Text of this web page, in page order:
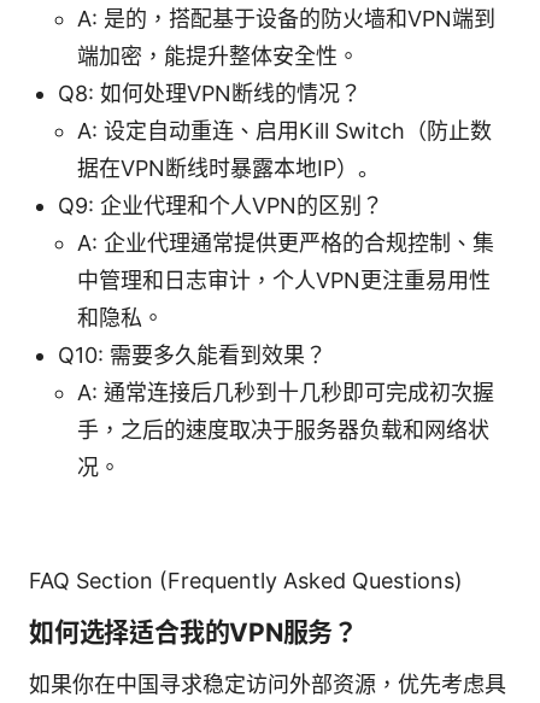
A: 是的，搭配基于设备的防火墙和VPN端到
端加密，能提升整体安全性。
Q8: 如何处理VPN断线的情况？
A: 设定自动重连、启用Kill Switch（防止数
据在VPN断线时暴露本地IP）。
Q9: 企业代理和个人VPN的区别？
A: 企业代理通常提供更严格的合规控制、集
中管理和日志审计，个人VPN更注重易用性
和隐私。
Q10: 需要多久能看到效果？
A: 通常连接后几秒到十几秒即可完成初次握
手，之后的速度取决于服务器负载和网络状
况。
FAQ Section (Frequently Asked Questions)
如何选择适合我的VPN服务？
如果你在中国寻求稳定访问外部资源，优先考虑具